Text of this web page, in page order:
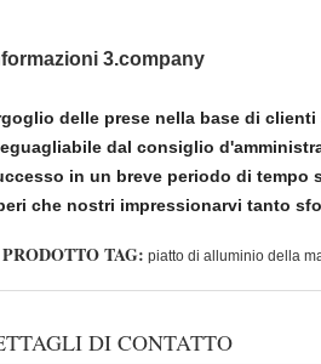
3.company
delle prese nella base di
dal consiglio
in un breve periodo di tempo
che nostri impressionarvi tanto
PRODOTTO TAG: piatto di alluminio della
DI CONTATTO